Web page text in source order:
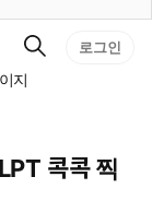
검
색
로그인
지
콕콕 찍